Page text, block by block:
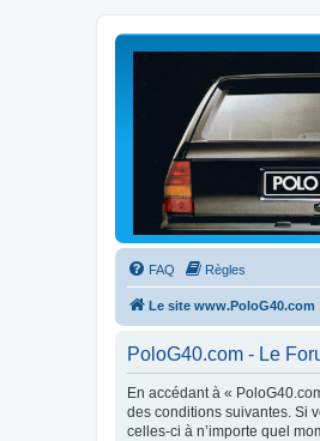
FAQ Règles
Le site www.PoloG40.com
PoloG40.com - Le
En accédant à «
des conditions suivantes. Si
celles-ci à n’importe quel